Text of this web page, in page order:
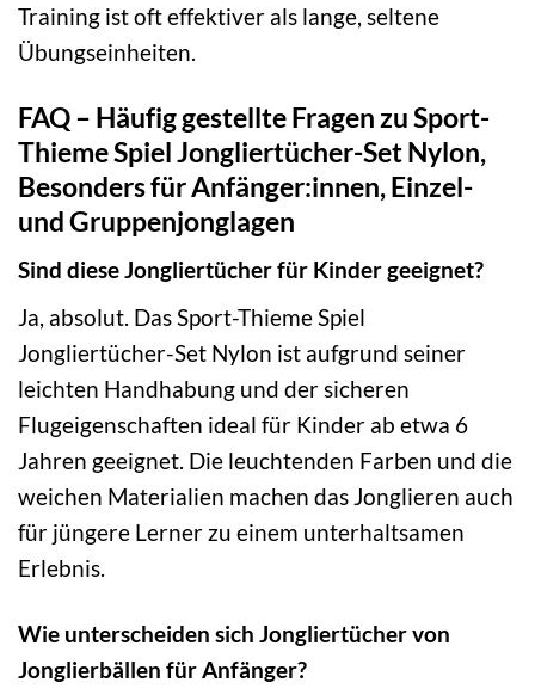
Training ist oft effektiver als lange, seltene
Übungseinheiten.
FAQ – Häufig gestellte Fragen zu Sport-
Thieme Spiel Jongliertücher-Set Nylon,
Besonders für Anfänger:innen, Einzel-
und Gruppenjonglagen
Sind diese Jongliertücher für Kinder geeignet?
Ja, absolut. Das Sport-Thieme Spiel
Jongliertücher-Set Nylon ist aufgrund seiner
leichten Handhabung und der sicheren
Flugeigenschaften ideal für Kinder ab etwa 6
Jahren geeignet. Die leuchtenden Farben und die
weichen Materialien machen das Jonglieren auch
für jüngere Lerner zu einem unterhaltsamen
Erlebnis.
Wie unterscheiden sich Jongliertücher von
Jonglierbällen für Anfänger?